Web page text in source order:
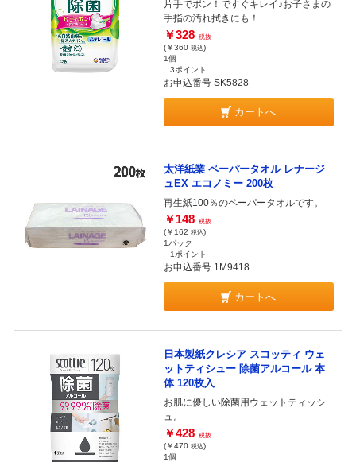
片手でポン！ですぐキレイ♪お子さまの
手指の汚れ拭きにも！
￥328 税抜
(￥360 税込)
1個
3ポイント
お申込番号 SK5828
カートへ
太洋紙業 ペーパータオル レナージ
ュEX エコノミー 200枚
再生紙100％のペーパータオルです。
￥148 税抜
(￥162 税込)
1パック
1ポイント
お申込番号 1M9418
カートへ
日本製紙クレシア スコッティ ウェ
ットティシュー 除菌アルコール 本
体 120枚入
お肌に優しい除菌用ウェットティッシ
ュ。
￥428 税抜
(￥470 税込)
1個